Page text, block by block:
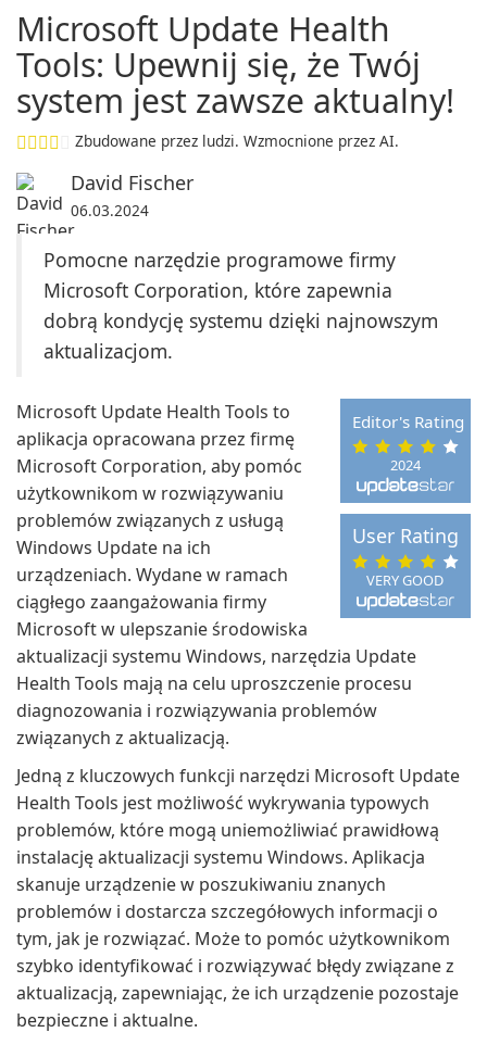
Microsoft Update Health
Tools: Upewnij się, że Twój
system jest zawsze aktualny!
Zbudowane przez ludzi. Wzmocnione przez AI.
David Fischer
06.03.2024
Pomocne narzędzie programowe firmy
Microsoft Corporation, które zapewnia
dobrą kondycję systemu dzięki najnowszym
aktualizacjom.
2024
Editor's Rating
VERY GOOD
User Rating
Microsoft Update Health Tools to
aplikacja opracowana przez firmę
Microsoft Corporation, aby pomóc
użytkownikom w rozwiązywaniu
problemów związanych z usługą
Windows Update na ich
urządzeniach. Wydane w ramach
ciągłego zaangażowania firmy
Microsoft w ulepszanie środowiska
aktualizacji systemu Windows, narzędzia Update
Health Tools mają na celu uproszczenie procesu
diagnozowania i rozwiązywania problemów
związanych z aktualizacją.
Jedną z kluczowych funkcji narzędzi Microsoft Update
Health Tools jest możliwość wykrywania typowych
problemów, które mogą uniemożliwiać prawidłową
instalację aktualizacji systemu Windows. Aplikacja
skanuje urządzenie w poszukiwaniu znanych
problemów i dostarcza szczegółowych informacji o
tym, jak je rozwiązać. Może to pomóc użytkownikom
szybko identyfikować i rozwiązywać błędy związane z
aktualizacją, zapewniając, że ich urządzenie pozostaje
bezpieczne i aktualne.